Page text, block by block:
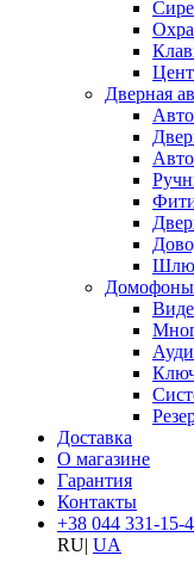
Дверная
Домофоны
Доставка
О магазине
Гарантия
Контакты
+38 044 331-15-
RU| UA